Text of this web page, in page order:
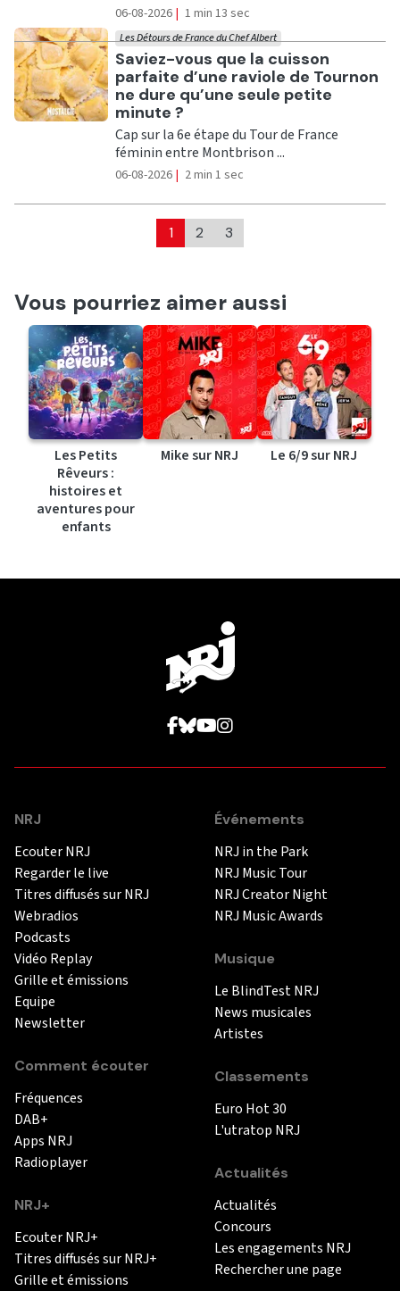
06-08-2026 | 1 min 13 sec
Ecouter
Saviez-vous que la cuisson
parfaite d’une raviole de Tournon
ne dure qu’une seule petite
minute ?
Les Détours de France du Chef Albert
Cap sur la 6e étape du Tour de France
féminin entre Montbrison ...
06-08-2026 | 2 min 1 sec
1 2 3
Vous pourriez aimer aussi
Les Petits
Rêveurs :
histoires et
aventures pour
enfants
Mike sur NRJ Le 6/9 sur NRJ
NRJ
Ecouter NRJ
Regarder le live
Titres diffusés sur NRJ
Webradios
Podcasts
Vidéo Replay
Grille et émissions
Equipe
Newsletter
Comment écouter
Fréquences
DAB+
Apps NRJ
Radioplayer
NRJ+
Ecouter NRJ+
Titres diffusés sur NRJ+
Grille et émissions
Événements
NRJ in the Park
NRJ Music Tour
NRJ Creator Night
NRJ Music Awards
Musique
Le BlindTest NRJ
News musicales
Artistes
Classements
Euro Hot 30
L'utratop NRJ
Actualités
Actualités
Concours
Les engagements NRJ
Rechercher une page